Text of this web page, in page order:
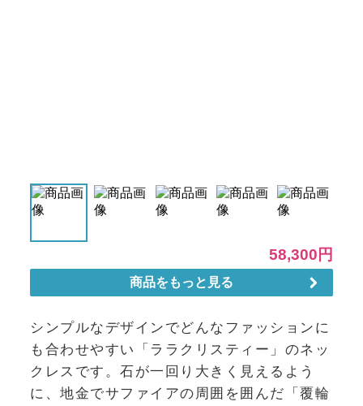
シンプルなデザインでどんなファッションに
も合わせやすい「ララクリスティー」のネッ
クレスです。石が一回り大きく見えるよう
に、地金でサファイアの周囲を囲んだ「覆輪